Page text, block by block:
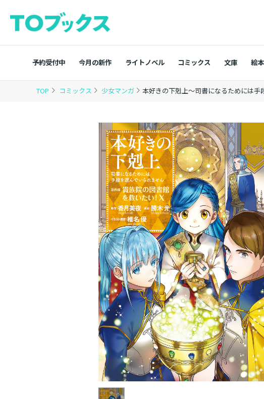
予約受付中 今月の新作 ライトノベル コミックス 文庫 絵本
TOP コミックス 少女マンガ 本好きの下剋上～司書になるためには手